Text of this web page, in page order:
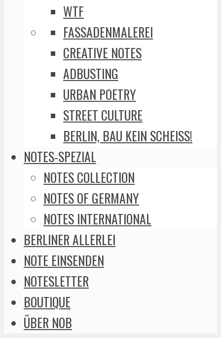
WTF
FASSADENMALEREI
CREATIVE NOTES
ADBUSTING
URBAN POETRY
STREET CULTURE
BERLIN, BAU KEIN SCHEISS!
NOTES-SPEZIAL
NOTES COLLECTION
NOTES OF GERMANY
NOTES INTERNATIONAL
BERLINER ALLERLEI
NOTE EINSENDEN
NOTESLETTER
BOUTIQUE
ÜBER NOB